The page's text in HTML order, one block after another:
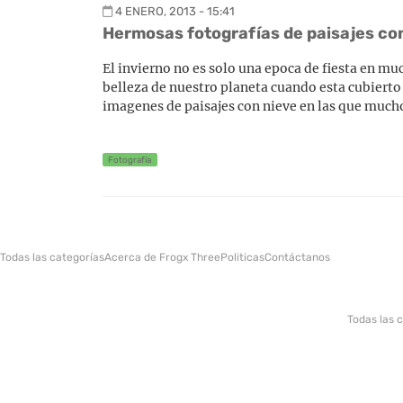
4 ENERO, 2013 - 15:41
Hermosas fotografías de paisajes
El invierno no es solo una epoca de fiesta en
belleza de nuestro planeta cuando esta
imagenes de paisajes con nieve en las que
Fotografía
Todas las categoríasAcerca de Frogx ThreePoliticasContáctanos
Todas las